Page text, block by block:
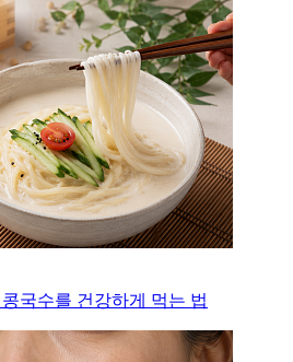
국수를 건강하게 먹는 법